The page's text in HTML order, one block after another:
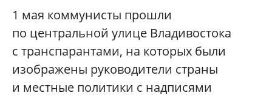
1 мая коммунисты прошли
по центральной улице Владивостока
с транспарантами, на которых были
изображены руководители страны
и местные политики с надписями